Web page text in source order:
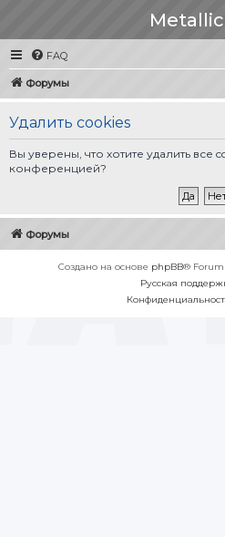
FAQ
Форумы
Удалить cookies
Вы уверены, что хотите удалить все
конференцией?
Форумы
Создано на основе phpBB®
Русская